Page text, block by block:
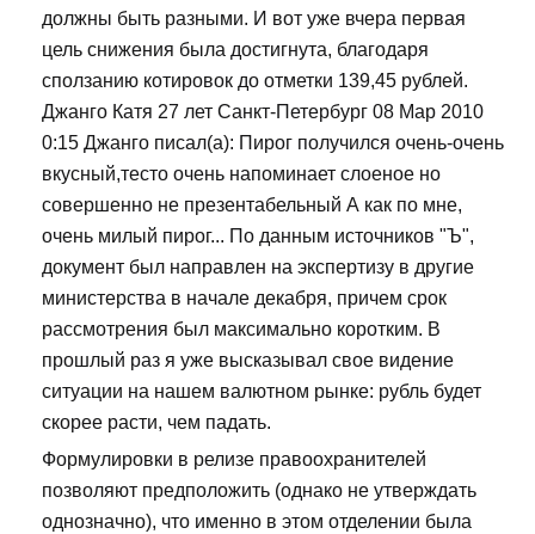
должны быть разными. И вот уже вчера первая
цель снижения была достигнута, благодаря
сползанию котировок до отметки 139,45 рублей.
Джанго Катя 27 лет Санкт-Петербург 08 Мар 2010
0:15 Джанго писал(а): Пирог получился очень-очень
вкусный,тесто очень напоминает слоеное но
совершенно не презентабельный А как по мне,
очень милый пирог... По данным источников "Ъ",
документ был направлен на экспертизу в другие
министерства в начале декабря, причем срок
рассмотрения был максимально коротким. В
прошлый раз я уже высказывал свое видение
ситуации на нашем валютном рынке: рубль будет
скорее расти, чем падать.
Формулировки в релизе правоохранителей
позволяют предположить (однако не утверждать
однозначно), что именно в этом отделении была